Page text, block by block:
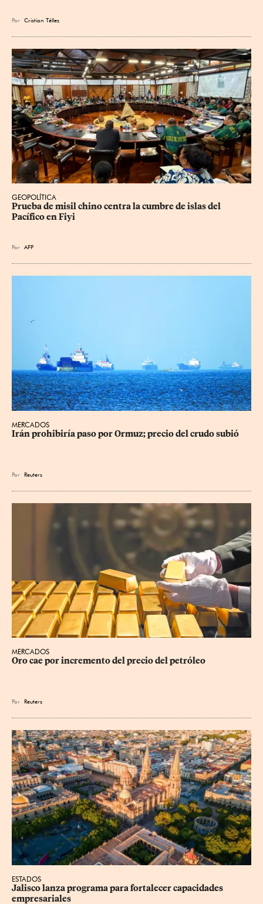
Por Cristian Téllez
GEOPOLÍTICA
Prueba de misil chino centra la cumbre de islas del
Pacífico en Fiyi
Por AFP
MERCADOS
Irán prohibiría paso por Ormuz; precio del crudo subió
Por Reuters
MERCADOS
Oro cae por incremento del precio del petróleo
Por Reuters
ESTADOS
Jalisco lanza programa para fortalecer capacidades
empresariales